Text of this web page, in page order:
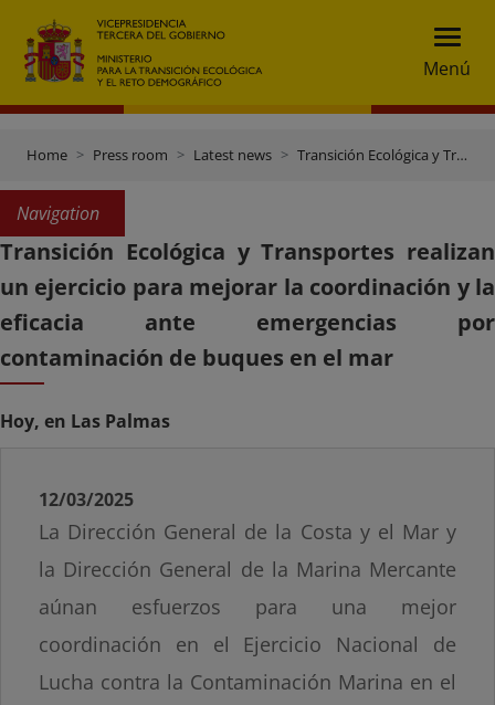
Menú
Home Press room Latest news Transición Ecológica y Transportes realizan un ejercicio para mejorar la coordinación y la eficacia ante emergencias por contaminación de buques en el mar
Navigation
Transición Ecológica y Transportes realizan
un ejercicio para mejorar la coordinación y la
eficacia ante emergencias por
contaminación de buques en el mar
Hoy, en Las Palmas
12/03/2025
La Dirección General de la Costa y el Mar y
la Dirección General de la Marina Mercante
aúnan esfuerzos para una mejor
coordinación en el Ejercicio Nacional de
Lucha contra la Contaminación Marina en el